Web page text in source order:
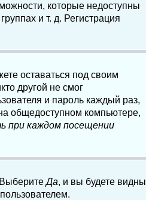
которые недоступны
и т. д. Регистрация
оставаться под своим
другой не смог
и пароль каждый раз,
общедоступном компьютере,
при каждом посещении
Да, и вы будете видны